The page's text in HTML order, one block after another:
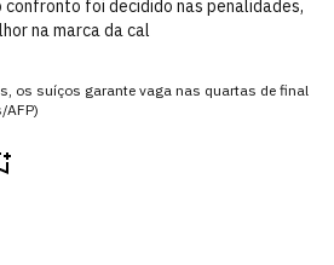
confronto foi decidido nas penalidades,
na marca da cal
os suíços garante vaga nas quartas de final
AFP)